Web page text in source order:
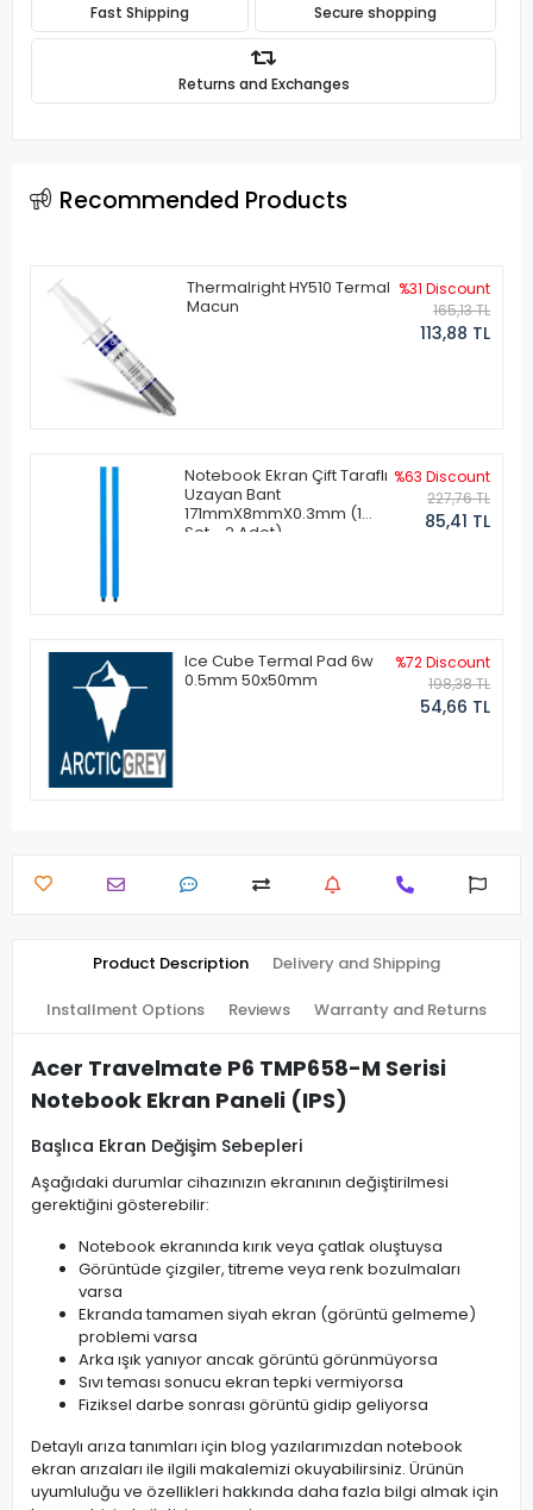
Fast Shipping Secure shopping
Returns and Exchanges
Recommended Products
Thermalright HY510 Termal
Macun
%31 Discount
165,13 TL
113,88 TL
Notebook Ekran Çift Taraflı
Uzayan Bant
171mmX8mmX0.3mm (1
Set - 2 Adet)
%63 Discount
227,76 TL
85,41 TL
Ice Cube Termal Pad 6w
0.5mm 50x50mm
%72 Discount
198,38 TL
54,66 TL
Product Description Delivery and Shipping
Installment Options Reviews Warranty and Returns
Acer Travelmate P6 TMP658-M Serisi
Notebook Ekran Paneli (IPS)
Başlıca Ekran Değişim Sebepleri
Aşağıdaki durumlar cihazınızın ekranının değiştirilmesi
gerektiğini gösterebilir:
Notebook ekranında kırık veya çatlak oluştuysa
Görüntüde çizgiler, titreme veya renk bozulmaları
varsa
Ekranda tamamen siyah ekran (görüntü gelmeme)
problemi varsa
Arka ışık yanıyor ancak görüntü görünmüyorsa
Sıvı teması sonucu ekran tepki vermiyorsa
Fiziksel darbe sonrası görüntü gidip geliyorsa
Detaylı arıza tanımları için blog yazılarımızdan notebook
ekran arızaları ile ilgili makalemizi okuyabilirsiniz. Ürünün
uyumluluğu ve özellikleri hakkında daha fazla bilgi almak için